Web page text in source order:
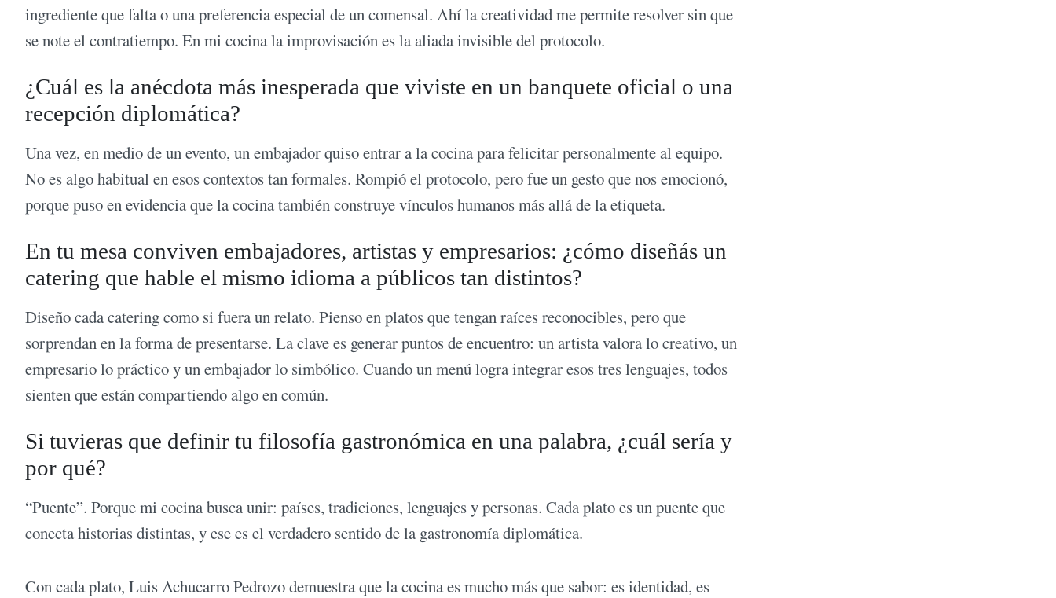
ingrediente que falta o una preferencia especial de un comensal. Ahí la creatividad me permite resolver sin que
se note el contratiempo. En mi cocina la improvisación es la aliada invisible del protocolo.
¿Cuál es la anécdota más inesperada que viviste en un banquete oficial o una
recepción diplomática?
Una vez, en medio de un evento, un embajador quiso entrar a la cocina para felicitar personalmente al equipo.
No es algo habitual en esos contextos tan formales. Rompió el protocolo, pero fue un gesto que nos emocionó,
porque puso en evidencia que la cocina también construye vínculos humanos más allá de la etiqueta.
En tu mesa conviven embajadores, artistas y empresarios: ¿cómo diseñás un
catering que hable el mismo idioma a públicos tan distintos?
Diseño cada catering como si fuera un relato. Pienso en platos que tengan raíces reconocibles, pero que
sorprendan en la forma de presentarse. La clave es generar puntos de encuentro: un artista valora lo creativo, un
empresario lo práctico y un embajador lo simbólico. Cuando un menú logra integrar esos tres lenguajes, todos
sienten que están compartiendo algo en común.
Si tuvieras que definir tu filosofía gastronómica en una palabra, ¿cuál sería y
por qué?
“Puente”. Porque mi cocina busca unir: países, tradiciones, lenguajes y personas. Cada plato es un puente que
conecta historias distintas, y ese es el verdadero sentido de la gastronomía diplomática.
Con cada plato, Luis Achucarro Pedrozo demuestra que la cocina es mucho más que sabor: es identidad, es